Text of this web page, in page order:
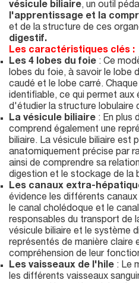
vésicule biliaire, un outil
l'apprentissage et la
et de la structure de ces
digestif.
Les caractéristiques clés :
Les 4 lobes du foie : Ce
lobes du foie, à savoir le lobe
caudé et le lobe carré.
identifiable, ce qui permet aux
d'étudier la structure lobulaire
La vésicule biliaire : En plus
comprend également une
biliaire. La vésicule biliaire est
anatomiquement précise par
ainsi de comprendre sa
digestion et le stockage de la
Les canaux extra-
évidence les différents
le canal cholédoque et le
responsables du transport de
vésicule biliaire et le système
représentés de manière claire
compréhension de leur
Les vaisseaux de l'hile : Le
les différents vaisseaux